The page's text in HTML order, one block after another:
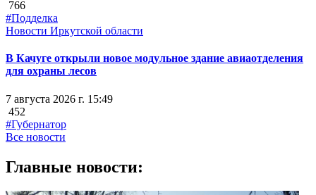
766
#Подделка
Новости Иркутской области
В Качуге открыли новое модульное здание авиаотделения
для охраны лесов
7 августа 2026 г. 15:49
452
#Губернатор
Все новости
Главные новости: